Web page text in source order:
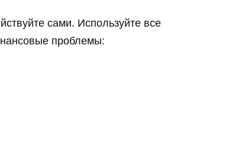
сами. Используйте все
проблемы: